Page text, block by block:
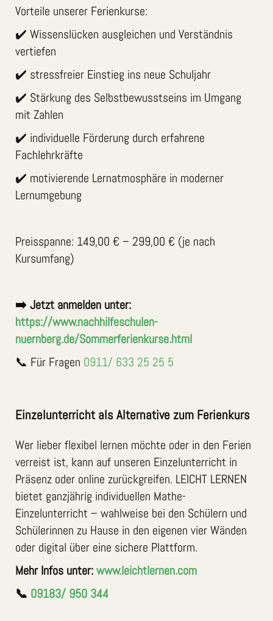
Vorteile unserer Ferienkurse:
✔️ Wissenslücken ausgleichen und Verständnis
vertiefen
✔️ stressfreier Einstieg ins neue Schuljahr
✔️ Stärkung des Selbstbewusstseins im Umgang
mit Zahlen
✔️ individuelle Förderung durch erfahrene
Fachlehrkräfte
✔️ motivierende Lernatmosphäre in moderner
Lernumgebung
Preisspanne: 149,00 € – 299,00 € (je nach
Kursumfang)
➡️ Jetzt anmelden unter:
https://www.nachhilfeschulen-
nuernberg.de/Sommerferienkurse.html
📞 Für Fragen 0911/ 633 25 25 5
Einzelunterricht als Alternative zum Ferienkurs
Wer lieber flexibel lernen möchte oder in den Ferien
verreist ist, kann auf unseren Einzelunterricht in
Präsenz oder online zurückgreifen. LEICHT LERNEN
bietet ganzjährig individuellen Mathe-
Einzelunterricht – wahlweise bei den Schülern und
Schülerinnen zu Hause in den eigenen vier Wänden
oder digital über eine sichere Plattform.
Mehr Infos unter:www.leichtlernen.com
📞 09183/ 950 344